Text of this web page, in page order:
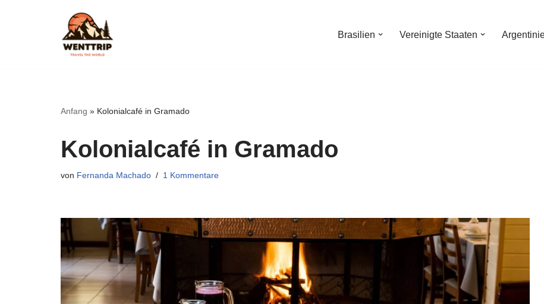
Brasilien Vereinigte Staaten
Anfang » Kolonialcafé in Gramado
Kolonialcafé in Gramado
von Fernanda Machado 1 Kommentare